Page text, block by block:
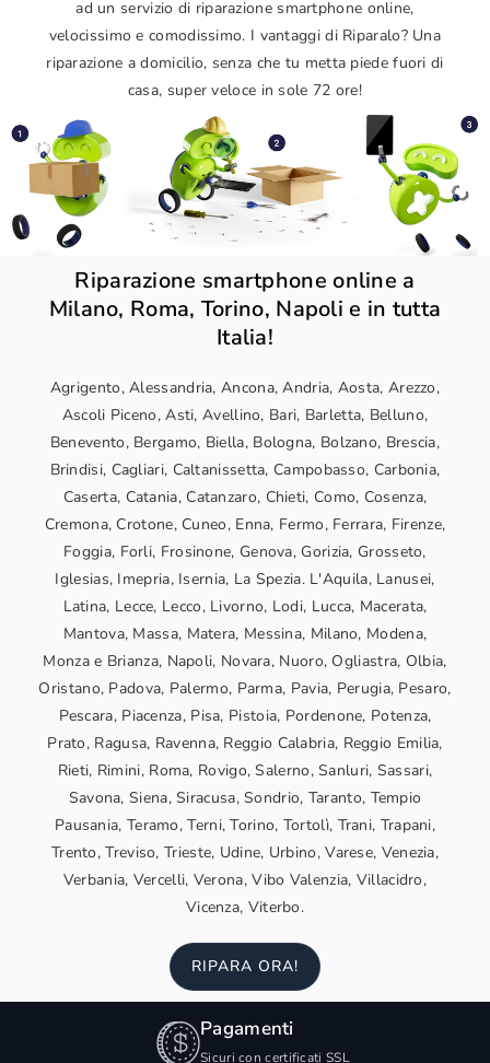
ad un servizio di riparazione smartphone online,
velocissimo e comodissimo. I vantaggi di Riparalo? Una
riparazione a domicilio, senza che tu metta piede fuori di
casa, super veloce in sole 72 ore!
Riparazione smartphone online a
Milano, Roma, Torino, Napoli e in tutta
Italia!
Agrigento, Alessandria, Ancona, Andria, Aosta, Arezzo,
Ascoli Piceno, Asti, Avellino, Bari, Barletta, Belluno,
Benevento, Bergamo, Biella, Bologna, Bolzano, Brescia,
Brindisi, Cagliari, Caltanissetta, Campobasso, Carbonia,
Caserta, Catania, Catanzaro, Chieti, Como, Cosenza,
Cremona, Crotone, Cuneo, Enna, Fermo, Ferrara, Firenze,
Foggia, Forli, Frosinone, Genova, Gorizia, Grosseto,
Iglesias, Imepria, Isernia, La Spezia. L'Aquila, Lanusei,
Latina, Lecce, Lecco, Livorno, Lodi, Lucca, Macerata,
Mantova, Massa, Matera, Messina, Milano, Modena,
Monza e Brianza, Napoli, Novara, Nuoro, Ogliastra, Olbia,
Oristano, Padova, Palermo, Parma, Pavia, Perugia, Pesaro,
Pescara, Piacenza, Pisa, Pistoia, Pordenone, Potenza,
Prato, Ragusa, Ravenna, Reggio Calabria, Reggio Emilia,
Rieti, Rimini, Roma, Rovigo, Salerno, Sanluri, Sassari,
Savona, Siena, Siracusa, Sondrio, Taranto, Tempio
Pausania, Teramo, Terni, Torino, Tortolì, Trani, Trapani,
Trento, Treviso, Trieste, Udine, Urbino, Varese, Venezia,
Verbania, Vercelli, Verona, Vibo Valenzia, Villacidro,
Vicenza, Viterbo.
RIPARA ORA!
Pagamenti
Sicuri con certificati SSL